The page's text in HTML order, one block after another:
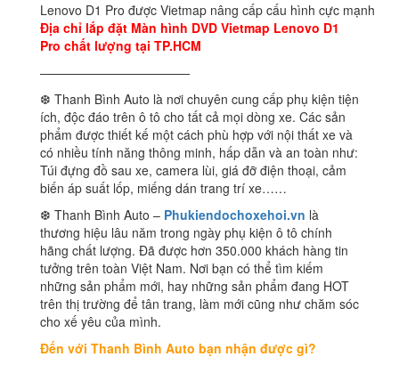
Lenovo D1 Pro được Vietmap nâng cấp cấu hình cực mạnh
Địa chỉ lắp đặt Màn hình DVD Vietmap Lenovo D1
Pro chất lượng tại TP.HCM
————————————
❆ Thanh Bình Auto là nơi chuyên cung cấp phụ kiện tiện
ích, độc đáo trên ô tô cho tất cả mọi dòng xe. Các sản
phẩm được thiết kế một cách phù hợp với nội thất xe và
có nhiều tính năng thông minh, hấp dẫn và an toàn như:
Túi đựng đồ sau xe, camera lùi, giá đỡ điện thoại, cảm
biến áp suất lốp, miếng dán trang trí xe……
❆ Thanh Bình Auto – Phukiendochoxehoi.vn là
thương hiệu lâu năm trong ngày phụ kiện ô tô chính
hãng chất lượng. Đã được hơn 350.000 khách hàng tin
tưởng trên toàn Việt Nam. Nơi bạn có thể tìm kiếm
những sản phẩm mới, hay những sản phẩm đang HOT
trên thị trường để tân trang, làm mới cũng như chăm sóc
cho xế yêu của mình.
Đến với Thanh Bình Auto bạn nhận được gì?